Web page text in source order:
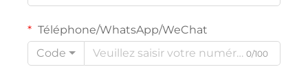
Téléphone/WhatsApp/WeChat
Code
0/100